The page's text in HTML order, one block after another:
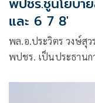
พปชร.ชูนโยบา
และ 6 7 8'
พล.อ.ประวิตร วงษ์สุ
พปชร. เป็นประธานก